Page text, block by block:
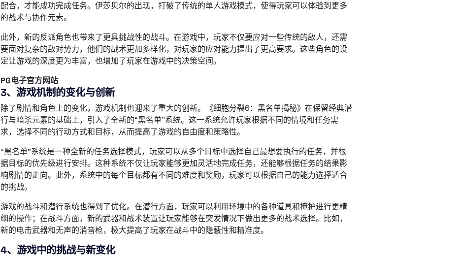
配合，才能成功完成任务。伊莎贝尔的出现，打破了传统的单人游戏模式，使得玩家可以体验到更多
的战术与协作元素。
此外，新的反派角色也带来了更具挑战性的战斗。在游戏中，玩家不仅要应对一些传统的敌人，还需
要面对复杂的敌对势力，他们的战术更加多样化，对玩家的应对能力提出了更高要求。这些角色的设
定让游戏的深度更为丰富，也增加了玩家在游戏中的决策空间。
PG电子官方网站
3、游戏机制的变化与创新
除了剧情和角色上的变化，游戏机制也迎来了重大的创新。《细胞分裂6：黑名单揭秘》在保留经典潜
行与暗杀元素的基础上，引入了全新的“黑名单”系统。这一系统允许玩家根据不同的情境和任务需
求，选择不同的行动方式和目标，从而提高了游戏的自由度和策略性。
“黑名单”系统是一种全新的任务选择模式，玩家可以从多个目标中选择自己最想要执行的任务，并根
据目标的优先级进行安排。这种系统不仅让玩家能够更加灵活地完成任务，还能够根据任务的结果影
响剧情的走向。此外，系统中的每个目标都有不同的难度和奖励，玩家可以根据自己的能力选择适合
的挑战。
游戏的战斗和潜行系统也得到了优化。在潜行方面，玩家可以利用环境中的各种道具和掩护进行更精
细的操作；在战斗方面，新的武器和战术装置让玩家能够在突发情况下做出更多的战术选择。比如，
新的电击武器和无声的消音枪，极大提高了玩家在战斗中的隐蔽性和精准度。
4、游戏中的挑战与新变化